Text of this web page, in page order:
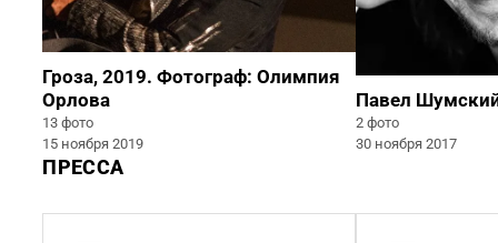
Гроза, 2019. Фотограф: Олимпия
Орлова
13 фото
15 ноября 2019
Павел
2 фото
30 ноября 2017
ПРЕССА